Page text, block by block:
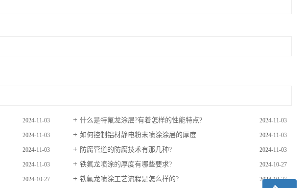
2024-11-03 什么是特氟龙涂层?有着怎样的性能特点? 2024-11-03
2024-11-03 如何控制铝材静电粉末喷涂涂层的厚度 2024-11-03
2024-11-03 防腐管道的防腐技术有那几种? 2024-11-03
2024-11-03 铁氟龙喷涂的厚度有哪些要求? 2024-10-27
2024-10-27 铁氟龙喷涂工艺流程是怎么样的? 2024-10-27